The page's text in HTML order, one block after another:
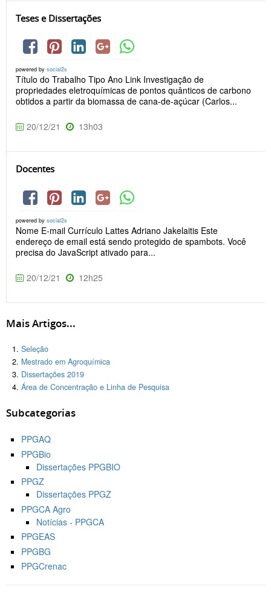
Teses e Dissertações
powered by social2s
Título do Trabalho Tipo Ano Link Investigação de
propriedades eletroquímicas de pontos quânticos de carbono
obtidos a partir da biomassa de cana-de-açúcar (Carlos...
20/12/21 13h03
Docentes
powered by social2s
Nome E-mail Currículo Lattes Adriano Jakelaitis Este
endereço de email está sendo protegido de spambots. Você
precisa do JavaScript ativado para...
20/12/21 12h25
Mais Artigos...
Seleção
Mestrado em Agroquímica
Dissertações 2019
Área de Concentração e Linha de Pesquisa
Subcategorias
PPGAQ
PPGBio
Dissertações PPGBIO
PPGZ
Dissertações PPGZ
PPGCA Agro
Notícias - PPGCA
PPGEAS
PPGBG
PPGCrenac